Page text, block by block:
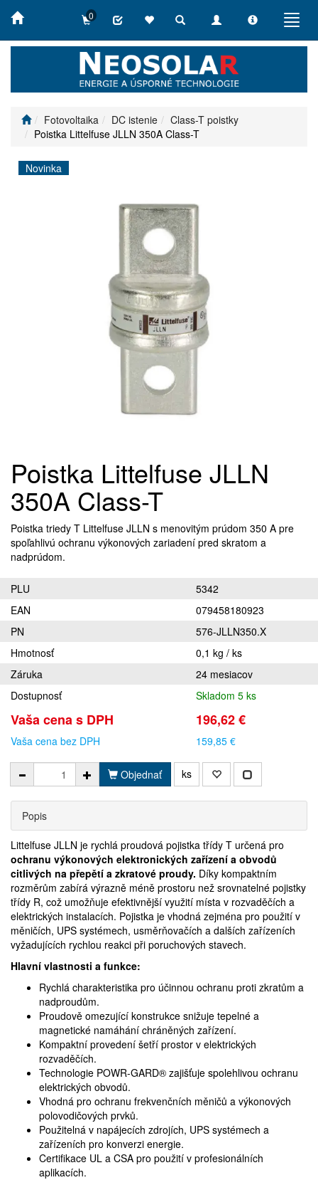
Toggle
Toggle
Toggle
0
Fotovoltaika DC istenie
Class-T poistky
Poistka Littelfuse JLLN 350A Class-T
Novinka
Poistka Littelfuse JLLN
350A Class-T
Poistka triedy T Littelfuse JLLN s menovitým prúdom 350 A pre
spoľahlivú ochranu výkonových zariadení pred skratom a
nadprúdom.
PLU
5342
EAN
079458180923
PN
576-JLLN350.X
Hmotnosť
0,1 kg / ks
Záruka
24 mesiacov
Dostupnosť
Skladom 5 ks
Vaša cena s DPH 196,62 €
Vaša cena bez DPH 159,85 €
Objednať ks
Popis
Littelfuse JLLN je rychlá proudová pojistka třídy T určená pro
ochranu výkonových elektronických zařízení a obvodů
citlivých na přepětí a zkratové proudy. Díky kompaktním
rozměrům zabírá výrazně méně prostoru než srovnatelné pojistky
třídy R, což umožňuje efektivnější využití místa v rozvaděčích a
elektrických instalacích. Pojistka je vhodná zejména pro použití v
měničích, UPS systémech, usměrňovačích a dalších zařízeních
vyžadujících rychlou reakci při poruchových stavech.
Hlavní vlastnosti a funkce:
Rychlá charakteristika pro účinnou ochranu proti zkratům a
nadproudům.
Proudově omezující konstrukce snižuje tepelné a
magnetické namáhání chráněných zařízení.
Kompaktní provedení šetří prostor v elektrických
rozvaděčích.
Technologie POWR-GARD® zajišťuje spolehlivou ochranu
elektrických obvodů.
Vhodná pro ochranu frekvenčních měničů a výkonových
polovodičových prvků.
Použitelná v napájecích zdrojích, UPS systémech a
zařízeních pro konverzi energie.
Certifikace UL a CSA pro použití v profesionálních
aplikacích.